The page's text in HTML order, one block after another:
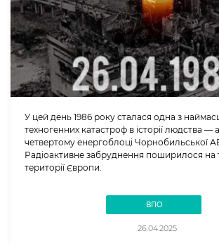
У цей день 1986 року сталася одна з
техногенних катастроф в історії людства —
четвертому енергоблоці Чорнобильської
Радіоактивне забруднення поширилося на
території Європи.
ВПО
26.04.2025